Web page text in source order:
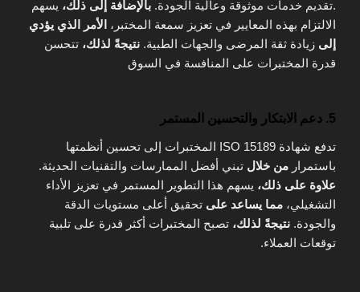
.تقديم خدمات موثوقة وعالية الجودة. بالإضافة إلى ذلك، يسهم
الالتزام بهذه المعايير في تعزيز سمعة المختبر، الأمر الذي يؤدي
إلى زيادة ثقة المرضى والجهات الطبية. نتيجةً لذلك، تتحسن
قدرة المختبرات على المنافسة في السوق
5. دعم الابتكار والتحسين المستمر
تدفع شهادة ISO 15189 المختبرات إلى تحسين أنظمتها
باستمرار من خلال تبني أفضل الممارسات والتقنيات الحديثة.
علاوة على ذلك، يسهم هذا التطوير المستمر في تعزيز الأداء
التشغيلي، مما يساعد على تحقيق أعلى مستويات الدقة
والجودة. نتيجةً لذلك، تصبح المختبرات أكثر قدرة على تلبية
توقعات العملاء.